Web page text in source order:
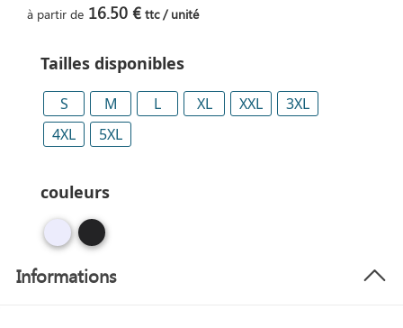
à partir de 16.50 € ttc / unité
Tailles disponibles
S M L XL XXL
3XL
4XL
5XL
couleurs
Informations